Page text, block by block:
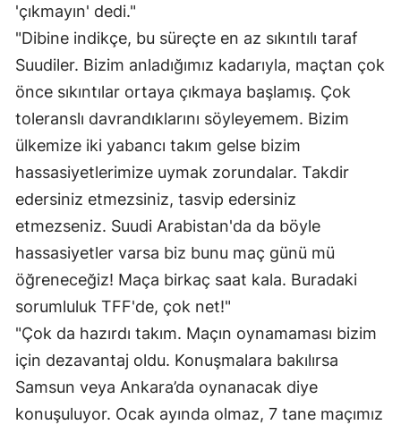
'çıkmayın' dedi."
"Dibine indikçe, bu süreçte en az sıkıntılı taraf
Suudiler. Bizim anladığımız kadarıyla, maçtan çok
önce sıkıntılar ortaya çıkmaya başlamış. Çok
toleranslı davrandıklarını söyleyemem. Bizim
ülkemize iki yabancı takım gelse bizim
hassasiyetlerimize uymak zorundalar. Takdir
edersiniz etmezsiniz, tasvip edersiniz
etmezseniz. Suudi Arabistan'da da böyle
hassasiyetler varsa biz bunu maç günü mü
öğreneceğiz! Maça birkaç saat kala. Buradaki
sorumluluk TFF'de, çok net!"
"Çok da hazırdı takım. Maçın oynamaması bizim
için dezavantaj oldu. Konuşmalara bakılırsa
Samsun veya Ankara’da oynanacak diye
konuşuluyor. Ocak ayında olmaz, 7 tane maçımız